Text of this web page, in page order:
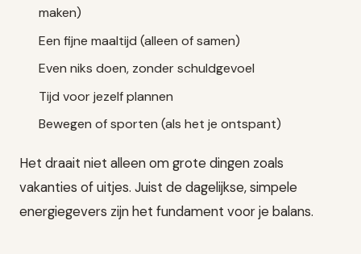
maken)
Een fijne maaltijd (alleen of samen)
Even niks doen, zonder schuldgevoel
Tijd voor jezelf plannen
Bewegen of sporten (als het je ontspant)
Het draait niet alleen om grote dingen zoals
vakanties of uitjes. Juist de dagelijkse, simpele
energiegevers zijn het fundament voor je balans.